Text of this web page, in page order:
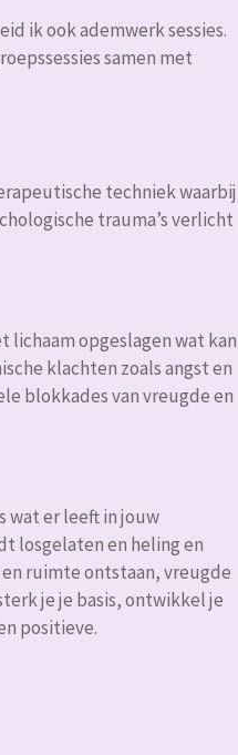
ik ook ademwerk sessies.
samen met
techniek waarbij
trauma’s verlicht
lichaam opgeslagen wat kan
klachten zoals angst en
blokkades van vreugde en
wat er leeft in jouw
losgelaten en heling en
ruimte ontstaan, vreugde
je je basis, ontwikkel je
positieve.